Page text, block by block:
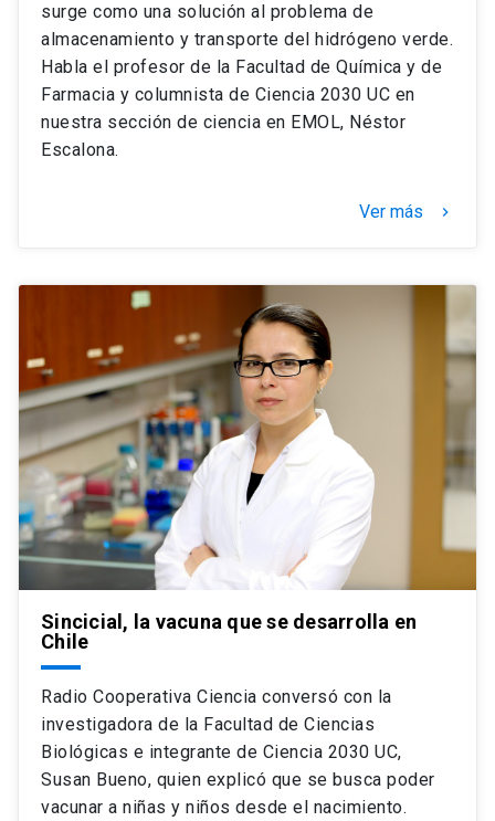
surge como una solución al problema de
almacenamiento y transporte del hidrógeno verde.
Habla el profesor de la Facultad de Química y de
Farmacia y columnista de Ciencia 2030 UC en
nuestra sección de ciencia en EMOL, Néstor
Escalona.
Ver más keyboard_arrow_right
Sincicial, la vacuna que se desarrolla en
Chile
Radio Cooperativa Ciencia conversó con la
investigadora de la Facultad de Ciencias
Biológicas e integrante de Ciencia 2030 UC,
Susan Bueno, quien explicó que se busca poder
vacunar a niñas y niños desde el nacimiento.